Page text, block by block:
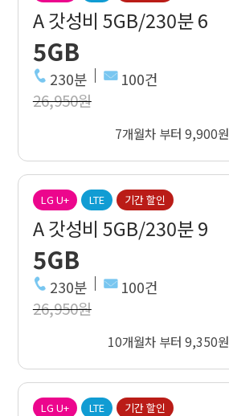
A 갓성비 5GB/230분 6
5GB
230분 100건
26,950원
7개월차 부터 9,900원
LG U+ LTE 기간 할인
A 갓성비 5GB/230분 9
5GB
230분 100건
26,950원
10개월차 부터 9,350원
LG U+ LTE 기간 할인